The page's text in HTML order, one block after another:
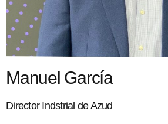
Manuel García
Director Indstrial de Azud